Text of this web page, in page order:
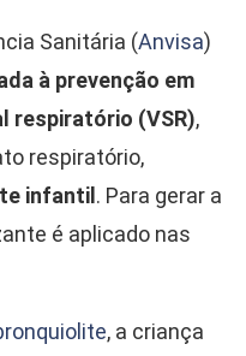
Sanitária (Anvisa)
à prevenção em
respiratório (VSR),
respiratório,
infantil . Para gerar a
é aplicado nas
, a criança